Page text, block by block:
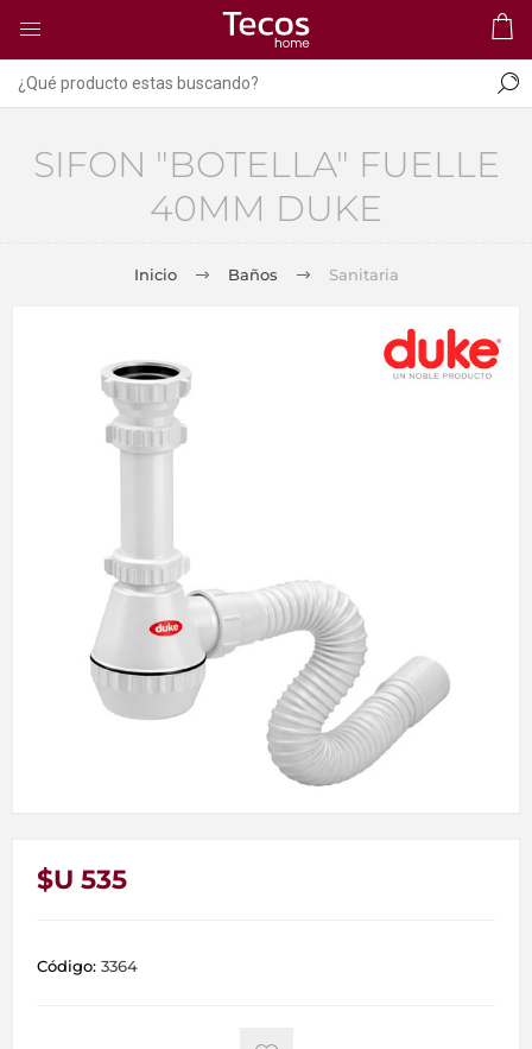
SIFON "BOTELLA" FUELLE
40MM DUKE
Inicio Baños Sanitaria
$U 535
Código: 3364